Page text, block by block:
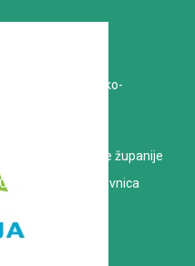
Koprivničko-
Bardek
križevačke županije
križa Koprivnica